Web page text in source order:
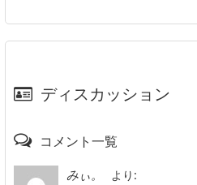
ディスカッション
コメント一覧
みぃ。
より: